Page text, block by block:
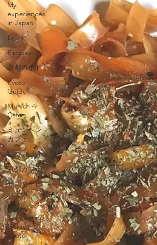
My
experiences
in Japan
レシピ
Recipes
京都ガイド
Kyoto
Guide
Munich
Cafe
ミュンヘン
カフェ
Sustainability
京都カフェ
サステナビ
リティ
Vegan
Sightseeing
Guides
Kanto